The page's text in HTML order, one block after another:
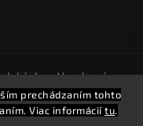
prechádzaním tohto
Viac informáciítu.
kúskov. Vyrobené na
:)